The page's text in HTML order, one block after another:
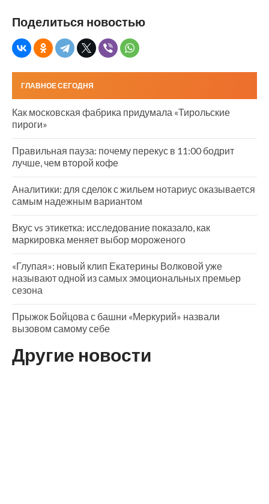
Поделиться новостью
ГЛАВНОЕ СЕГОДНЯ
Как московская фабрика придумала «Тирольские
пироги»
Правильная пауза: почему перекус в 11:00 бодрит
лучше, чем второй кофе
Аналитики: для сделок с жильем нотариус оказывается
самым надежным вариантом
Вкус vs этикетка: исследование показало, как
маркировка меняет выбор мороженого
«Глупая»: новый клип Екатерины Волковой уже
называют одной из самых эмоциональных премьер
сезона
Прыжок Бойцова с башни «Меркурий» назвали
вызовом самому себе
Другие новости